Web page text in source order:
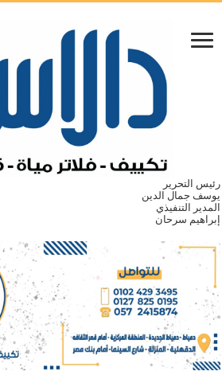
رئيس التحرير
يوسف جمال الدين
المدير التنفيذي
إبراهيم سرحان